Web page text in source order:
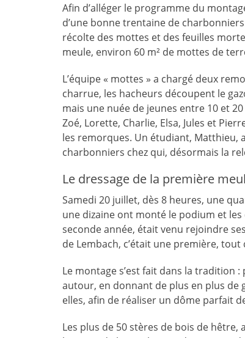
Afin d’alléger le programme du
d’une bonne trentaine de
récolte des mottes et des feuilles
meule, environ 60 m² de mottes de
L’équipe « mottes » a chargé deux
charrue, les hacheurs découpent le
mais une nuée de jeunes entre 10 et
Zoé, Lorette, Charlie, Elsa, Jules et
les remorques. Un étudiant, Matthieu,
charbonniers chez qui, désormais la
Le dressage de la première
Samedi 20 juillet, dès 8 heures, une
une dizaine ont monté le podium et
seconde année, était venu rejoindre
de Lembach, c’était une première,
Le montage s’est fait dans la tradition
autour, en donnant de plus en plus de
elles, afin de réaliser un dôme parfait
Les plus de 50 stères de bois de